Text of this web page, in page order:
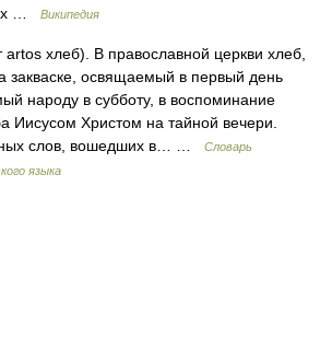
х …
Википедия
хлеб). В православной церкви хлеб,
закваске, освящаемый в первый день
народу в субботу, в воспоминание
Иисусом Христом на тайной вечери.
слов, вошедших в… …
Словарь
языка